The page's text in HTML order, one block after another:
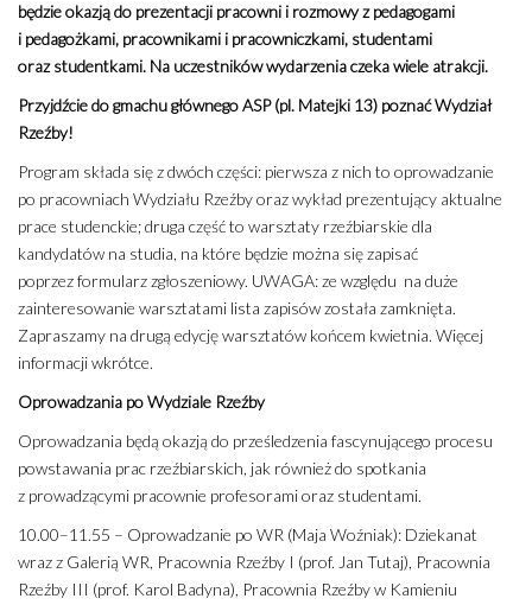
będzie okazją do prezentacji pracowni i rozmowy z pedagogami
i pedagożkami, pracownikami i pracowniczkami, studentami
oraz studentkami. Na uczestników wydarzenia czeka wiele atrakcji.
Przyjdźcie do gmachu głównego ASP (pl. Matejki 13) poznać Wydział
Rzeźby!
Program składa się z dwóch części: pierwsza z nich to oprowadzanie
po pracowniach Wydziału Rzeźby oraz wykład prezentujący aktualne
prace studenckie; druga część to warsztaty rzeźbiarskie dla
kandydatów na studia, na które będzie można się zapisać
poprzez formularz zgłoszeniowy. UWAGA: ze względu na duże
zainteresowanie warsztatami lista zapisów została zamknięta.
Zapraszamy na drugą edycję warsztatów końcem kwietnia. Więcej
informacji wkrótce.
Oprowadzania po Wydziale Rzeźby
Oprowadzania będą okazją do prześledzenia fascynującego procesu
powstawania prac rzeźbiarskich, jak również do spotkania
z prowadzącymi pracownie profesorami oraz studentami.
10.00–11.55 – Oprowadzanie po WR (Maja Woźniak): Dziekanat
wraz z Galerią WR, Pracownia Rzeźby I (prof. Jan Tutaj), Pracownia
Rzeźby III (prof. Karol Badyna), Pracownia Rzeźby w Kamieniu